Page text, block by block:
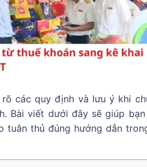
các quy định và lưu ý khi
Bài viết dưới đây sẽ giúp
tuân thủ đúng hướng dẫn